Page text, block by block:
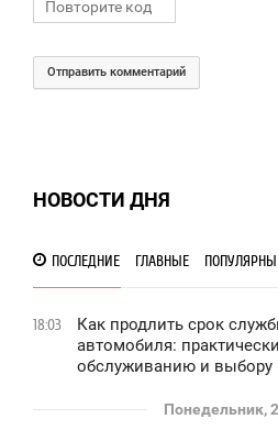
Отправить комментарий
НОВОСТИ ДНЯ
ПОСЛЕДНИЕ ГЛАВНЫЕ
18:03
Как продлить срок
автомобиля:
обслуживанию и
Понедельник,